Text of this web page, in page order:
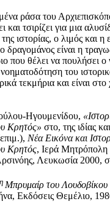
ράσα του
τσιρίζει για μια
ιστορίας, ο λιμός και η
δραγομάνος είναι η
που θέλει να πουλήσει ο
του
τεκμήρια και είναι
Ηγουμενίδου,
Κρητός» στο, της ιδίας
Νέα Εικόνα και
Κρητός, Ιερά
Λευκωσία 2000,
η Μπρυμαίρ του
Εκδόσεις Θεμέλιο,